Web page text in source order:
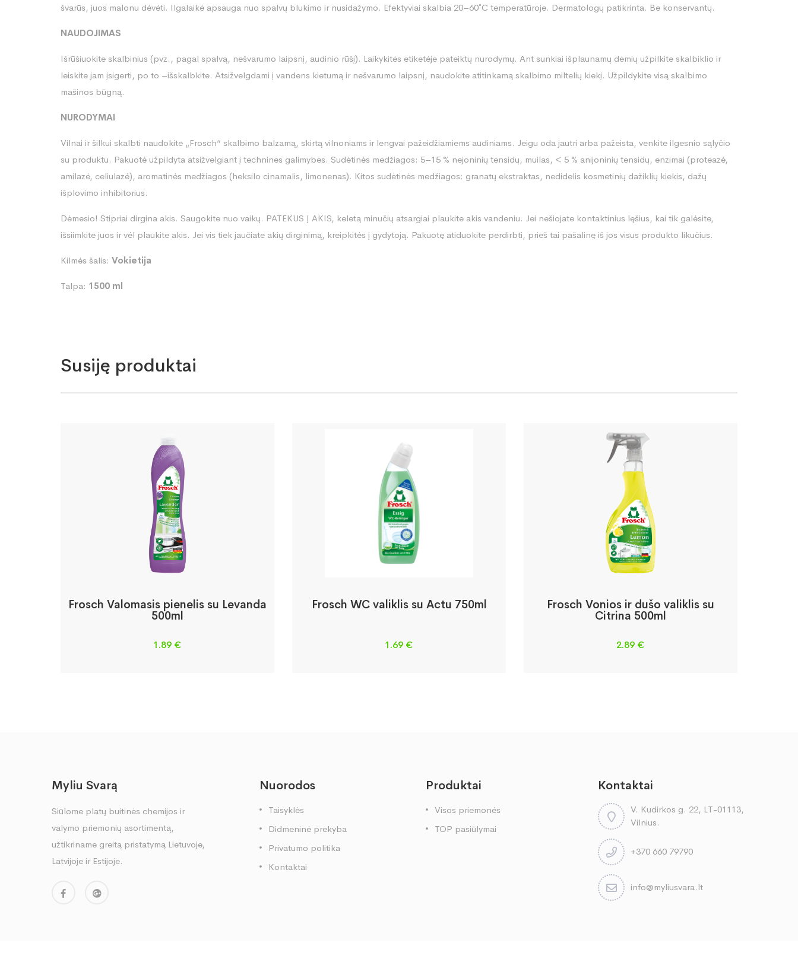
švarūs, juos malonu dėvėti. Ilgalaikė apsauga nuo spalvų blukimo ir nusidažymo. Efektyviai skalbia 20–60˚C temperatūroje. Dermatologų patikrinta. Be konservantų.
NAUDOJIMAS
Išrūšiuokite skalbinius (pvz., pagal spalvą, nešvarumo laipsnį, audinio rūšį). Laikykitės etiketėje pateiktų nurodymų. Ant sunkiai išplaunamų dėmių užpilkite skalbiklio ir
leiskite jam įsigerti, po to –išskalbkite. Atsižvelgdami į vandens kietumą ir nešvarumo laipsnį, naudokite atitinkamą skalbimo miltelių kiekį. Užpildykite visą skalbimo
mašinos būgną.
NURODYMAI
Vilnai ir šilkui skalbti naudokite „Frosch“ skalbimo balzamą, skirtą vilnoniams ir lengvai pažeidžiamiems audiniams. Jeigu oda jautri arba pažeista, venkite ilgesnio sąlyčio
su produktu. Pakuotė užpildyta atsižvelgiant į technines galimybes. Sudėtinės medžiagos: 5–15 % nejoninių tensidų, muilas, < 5 % anijoninių tensidų, enzimai (proteazė,
amilazė, celiulazė), aromatinės medžiagos (heksilo cinamalis, limonenas). Kitos sudėtinės medžiagos: granatų ekstraktas, nedidelis kosmetinių dažiklių kiekis, dažų
išplovimo inhibitorius.
Dėmesio! Stipriai dirgina akis. Saugokite nuo vaikų. PATEKUS Į AKIS, keletą minučių atsargiai plaukite akis vandeniu. Jei nešiojate kontaktinius lęšius, kai tik galėsite,
išsiimkite juos ir vėl plaukite akis. Jei vis tiek jaučiate akių dirginimą, kreipkitės į gydytoją. Pakuotę atiduokite perdirbti, prieš tai pašalinę iš jos visus produkto likučius.
Kilmės šalis: Vokietija
Talpa: 1500 ml
Susiję produktai
Frosch Valomasis pienelis su Levanda
500ml
1.89 €
Frosch WC valiklis su Actu 750ml
1.69 €
Frosch Vonios ir dušo valiklis su
Citrina 500ml
2.89 €
Myliu Švarą
Siūlome platų buitinės chemijos ir
valymo priemonių asortimentą,
užtikriname greitą pristatymą Lietuvoje,
Latvijoje ir Estijoje.
Nuorodos
Taisyklės
Didmeninė prekyba
Privatumo politika
Kontaktai
Produktai
Visos priemonės
TOP pasiūlymai
Kontaktai
V. Kudirkos g. 22, LT-01113,
Vilnius.
+370 660 79790
info@myliusvara.lt